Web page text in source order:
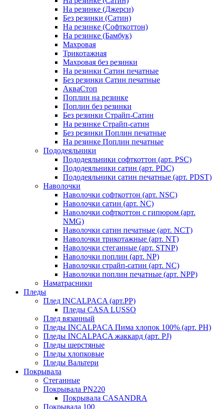
На резинке (Джерси)
Без резинки (Сатин)
На резинке (Софткоттон)
На резинке (Бамбук)
Махровая
Трикотажная
Махровая без резинки
На резинки Сатин печатные
Без резинки Сатин печатные
АкваСтоп
Поплин на резинке
Поплин без резинки
Без резинки Страйп-Сатин
На резинке Страйп-сатин
Без резинки Поплин печатные
На резинке Поплин печатные
Пододеяльники
Пододеяльники софткоттон (арт. PSC)
Пододеяльники сатин (арт. PDC)
Пододеяльники сатин печатные (арт. PDST)
Наволочки
Наволочки софткоттон (арт. NSC)
Наволочки сатин (арт. NC)
Наволочки софткоттон с гипюром (арт.
NMG)
Наволочки сатин печатные (арт. NCT)
Наволочки трикотажные (арт. NT)
Наволочки стеганные (арт. STNP)
Наволочки поплин (арт. NP)
Наволочки страйп-сатин (арт. NC)
Наволочки поплин печатные (арт. NPP)
Наматрасники
Пледы
Плед INCALPACA (арт.PP)
Пледы CASA LUSSO
Плед вязанный
Пледы INCALPACA Пима хлопок 100% (арт. PH)
Пледы INCALPACA жаккард (арт. PJ)
Пледы шерстяные
Пледы хлопковые
Пледы Вальтери
Покрывала
Стеганные
Покрывала PN220
Покрывала CASANDRA
Покрывала 100